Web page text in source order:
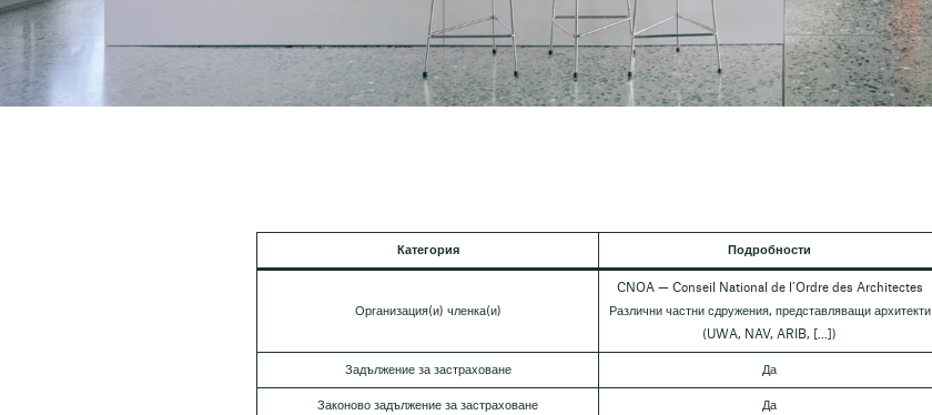
Категория Подробности
Организация(и) членка(и)
CNOA — Conseil National de l’Ordre des Architectes
Различни частни сдружения, представляващи архитекти
(UWA, NAV, ARIB, [...])
Задължение за застраховане Да
Законово задължение за застраховане Да